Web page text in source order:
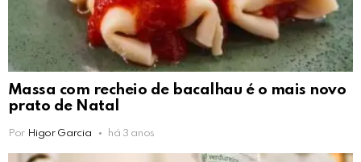
Massa com recheio de bacalhau é o mais novo
prato de Natal
Por Higor Garcia há 3 anos